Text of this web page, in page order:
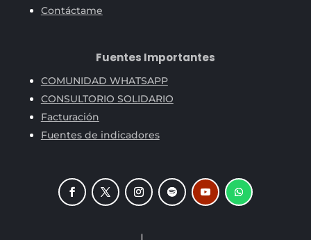
Contáctame
Fuentes Importantes
COMUNIDAD WHATSAPP
CONSULTORIO SOLIDARIO
Facturación
Fuentes de indicadores